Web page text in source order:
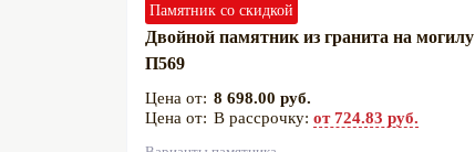
Памятник со скидкой
Двойной памятник из гранита на могилу
П569
8 698.00 руб.
В рассрочку: от 724.83 руб.